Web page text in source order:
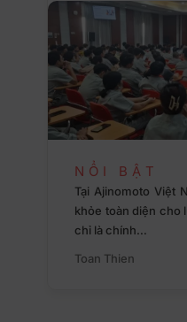
NỔI BẬT
Tại Ajinomoto Việt
khỏe toàn diện cho
chỉ là chính…
Toan Thien